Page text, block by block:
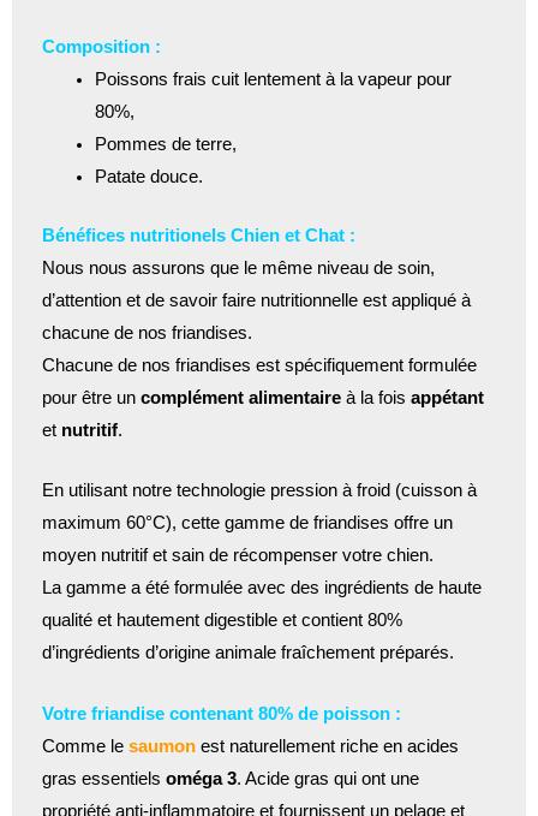
Composition :
Poissons frais cuit lentement à la vapeur pour
80%,
Pommes de terre,
Patate douce.
Bénéfices nutritionels Chien et Chat :
Nous nous assurons que le même niveau de soin,
d’attention et de savoir faire nutritionnelle est appliqué à
chacune de nos friandises.
Chacune de nos friandises est spécifiquement formulée
pour être un complément alimentaire à la fois appétant
et nutritif.
En utilisant notre technologie pression à froid (cuisson à
maximum 60°C), cette gamme de friandises offre un
moyen nutritif et sain de récompenser votre chien.
La gamme a été formulée avec des ingrédients de haute
qualité et hautement digestible et contient 80%
d’ingrédients d’origine animale fraîchement préparés.
Votre friandise contenant 80% de poisson :
Comme le saumon est naturellement riche en acides
gras essentiels oméga 3. Acide gras qui ont une
propriété anti-inflammatoire et fournissent un pelage et